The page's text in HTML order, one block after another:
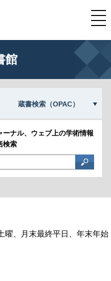
館
蔵書検索（OPAC）
ナル、ウェブ上の学術情報
検索
曜、月末最終平日、年末年始